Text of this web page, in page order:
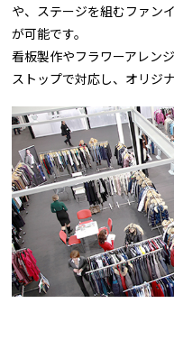
や、ステージを組むファン
が可能です。
看板製作やフラワーアレン
ストップで対応し、オリジ